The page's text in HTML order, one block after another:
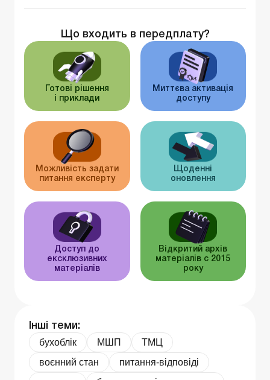
Що входить в передплату?
Готові рішення
і приклади
Миттєва активація
доступу
Можливість задати
питання експерту
Щоденні
оновлення
Доступ до
ексклюзивних
матеріалів
Відкритий архів
матеріалів c 2015
року
Інші теми:
бухоблік МШП
ТМЦ
воєнний стан
питання-відповіді